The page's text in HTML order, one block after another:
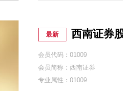
最新 西南证券
会员代码：01009
会员简称：西南证券
专业属性：01009